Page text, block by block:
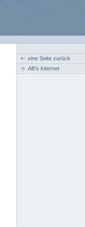
eine Seite zurück
AB’s Internet